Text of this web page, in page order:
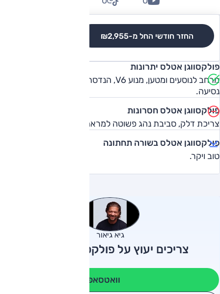
החזר חודשי החל מ-₪2,955
פולקסווגן אטלס יתרונות
מרחב לנוסעים ומטען, מנוע V6, הנדסת אנוש, שימושיות, נוחות
נסיעה.
פולקסווגן אטלס חסרונות
צריכת דלק, סביבת נהג פשוטה למראה, מחיר.
פולקסווגן אטלס בשורה תחתונה
טוב ויקר.
גיא גיאור
צריכים יעוץ על פולקסווגן אטלס?
וואטסאפ